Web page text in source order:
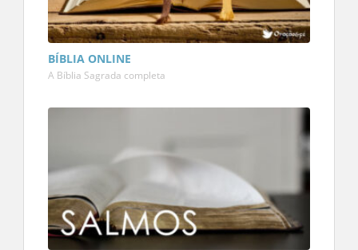
BÍBLIA ONLINE
A Bíblia Sagrada completa